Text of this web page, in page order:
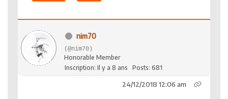
nim70
(@nim70)
Honorable Member
Inscription: Il y a 8 ans
Posts: 681
24/12/2018 12:06 am